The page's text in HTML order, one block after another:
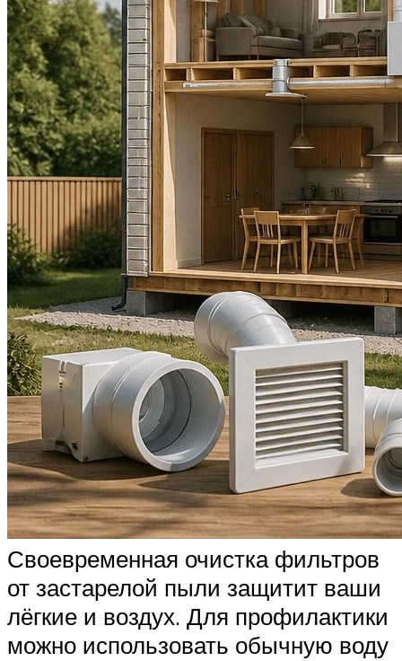
Своевременная очистка фильтров
от застарелой пыли защитит ваши
лёгкие и воздух. Для профилактики
можно использовать обычную воду